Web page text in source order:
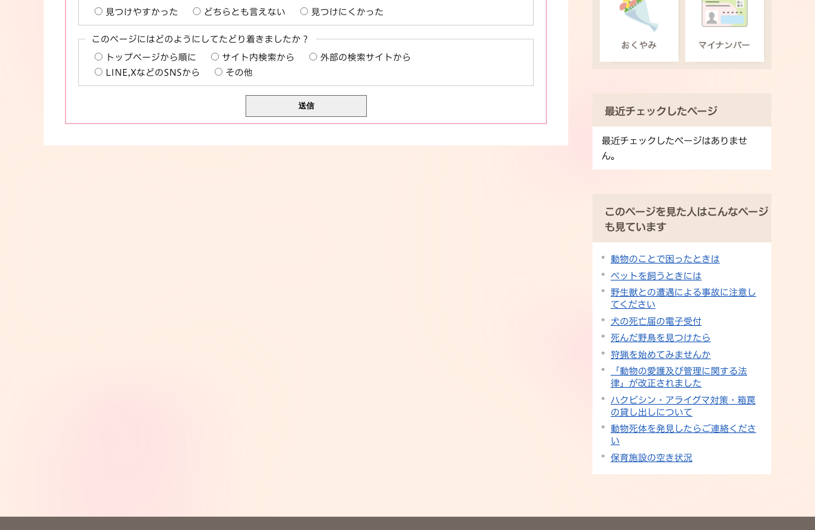
見つけやすかった どちらとも言えない 見つけにくかった
このページにはどのようにしてたどり着きましたか？
トップページから順に サイト内検索から
外部の検索サイトから
LINE,XなどのSNSから
その他
最近チェックしたページ
最近チェックしたページはありませ
ん。
このページを見た人はこんなページ
も見ています
動物のことで困ったときは
ペットを飼うときには
野生獣との遭遇による事故に注意し
てください
犬の死亡届の電子受付
死んだ野鳥を見つけたら
狩猟を始めてみませんか
「動物の愛護及び管理に関する法
律」が改正されました
ハクビシン・アライグマ対策・箱罠
の貸し出しについて
動物死体を発見したらご連絡くださ
い
保育施設の空き状況